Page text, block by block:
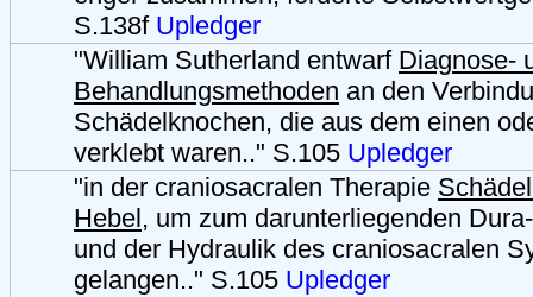
S.138f Upledger
"William Sutherland entwarf Diagnose-
Behandlungsmethoden an den
Schädelknochen, die aus dem einen
verklebt waren.." S.105 Upledger
"in der craniosacralen Therapie
Hebel, um zum darunterliegenden
und der Hydraulik des craniosacralen
gelangen.." S.105 Upledger